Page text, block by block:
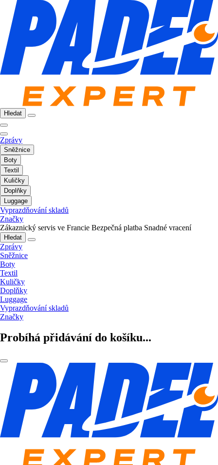
Hledat
Zprávy
Sněžnice
Boty
Textil
Kuličky
Doplňky
Luggage
Vyprazdňování skladů
Značky
Zákaznický servis ve Francie Bezpečná platba Snadné vracení
Hledat
Zprávy
Sněžnice
Boty
Textil
Kuličky
Doplňky
Luggage
Vyprazdňování skladů
Značky
Probíhá přidávání do košíku...